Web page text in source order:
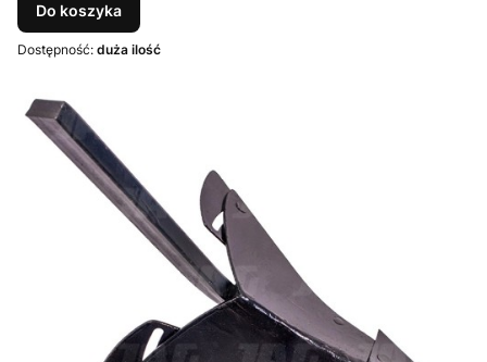
Do koszyka
Dostępność: duża ilość